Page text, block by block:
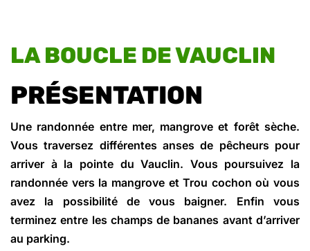
LA BOUCLE DE VAUCLIN
PRÉSENTATION
Une randonnée entre mer, mangrove et forêt sèche.
Vous traversez différentes anses de pêcheurs pour
arriver à la pointe du Vauclin. Vous poursuivez la
randonnée vers la mangrove et Trou cochon où vous
avez la possibilité de vous baigner. Enfin vous
terminez entre les champs de bananes avant d’arriver
au parking.